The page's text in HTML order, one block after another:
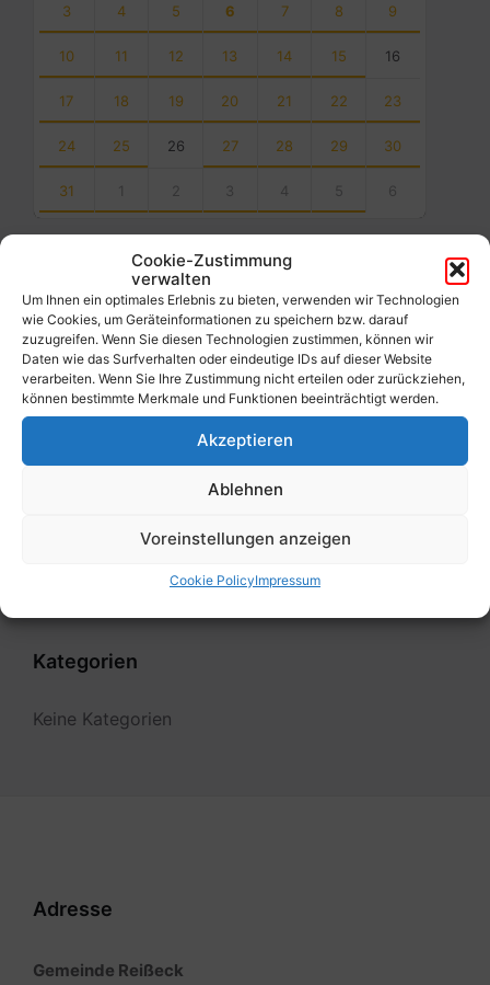
Cookie-Zustimmung
verwalten
Um Ihnen ein optimales Erlebnis zu bieten, verwenden wir Technologien
wie Cookies, um Geräteinformationen zu speichern bzw. darauf
zuzugreifen. Wenn Sie diesen Technologien zustimmen, können wir
Daten wie das Surfverhalten oder eindeutige IDs auf dieser Website
verarbeiten. Wenn Sie Ihre Zustimmung nicht erteilen oder zurückziehen,
können bestimmte Merkmale und Funktionen beeinträchtigt werden.
Akzeptieren
Ablehnen
Voreinstellungen anzeigen
Cookie PolicyImpressum
3 4 5 6 7 8 9
10 11 12 13 14 15 16
17 18 19 20 21 22 23
24 25 26 27 28 29 30
31 1 2 3 4 5 6
Filter
Von:
Filter
Kategorien
Keine Kategorien
Adresse
Gemeinde Reißeck